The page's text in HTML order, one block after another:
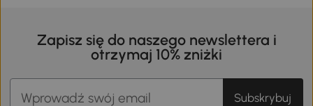
Zapisz się do naszego newslettera i
otrzymaj 10% zniżki
Subskrybuj